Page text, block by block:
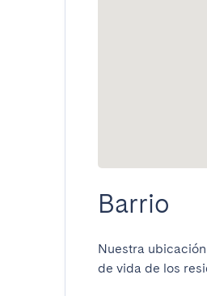
Barrio
Nuestra
de vida de los